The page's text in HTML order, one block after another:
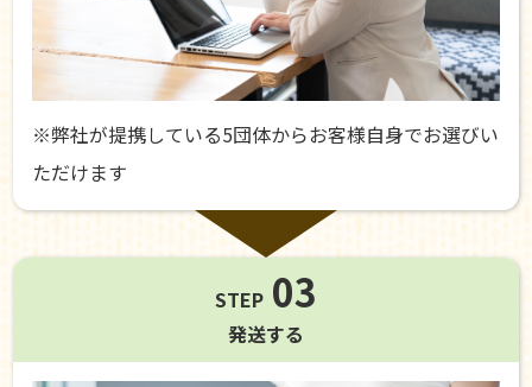
※弊社が提携している5団体からお客様自身でお選びい
ただけます
STEP 03
発送する